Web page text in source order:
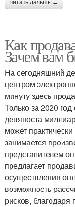
читать дальше →
Как
Зачем вам
На сегодняшний
центром
минуту здесь
Только за 2020
девяноста
может
занимается
представителем
предлагает
осуществления
возможность
рисков, благодаря